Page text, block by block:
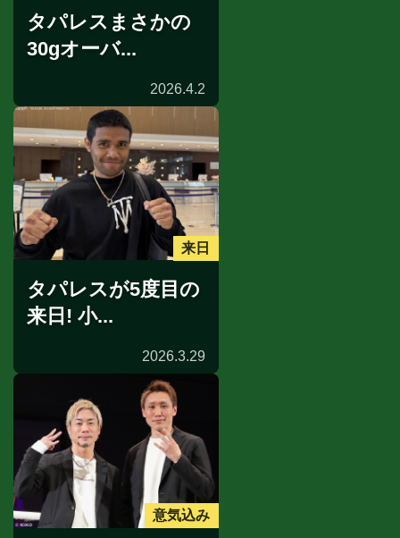
タパレスまさかの
30gオーバ...
2026.4.2
来日
タパレスが5度目の
来日! 小...
2026.3.29
意気込み